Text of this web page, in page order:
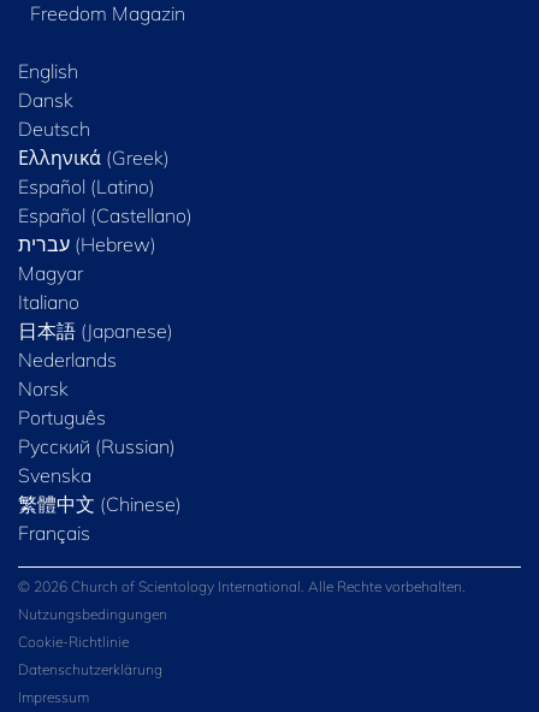
Freedom Magazin
English
Dansk
Deutsch
Ελληνικά (Greek)
Español (Latino)
Español (Castellano)
Magyar
Italiano
日本語 (Japanese)
Nederlands
Norsk
Português
Русский (Russian)
Svenska
繁體中文 (Chinese)
Français
© 2026 Church of Scientology International. Alle Rechte vorbehalten.
Nutzungsbedingungen
Cookie-Richtlinie
Datenschutzerklärung
Impressum